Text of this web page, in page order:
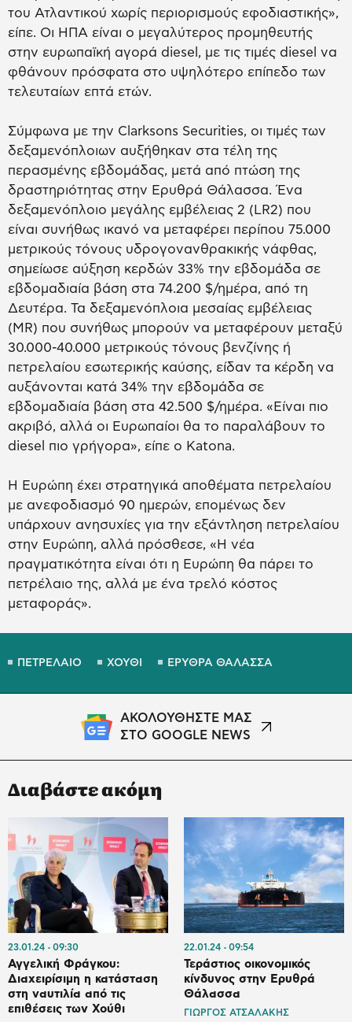
του Ατλαντικού χωρίς περιορισμούς εφοδιαστικής»,
είπε. Οι ΗΠΑ είναι ο μεγαλύτερος προμηθευτής
στην ευρωπαϊκή αγορά diesel, με τις τιμές diesel να
φθάνουν πρόσφατα στο υψηλότερο επίπεδο των
τελευταίων επτά ετών.
Σύμφωνα με την Clarksons Securities, οι τιμές των
δεξαμενόπλοιων αυξήθηκαν στα τέλη της
περασμένης εβδομάδας, μετά από πτώση της
δραστηριότητας στην Ερυθρά Θάλασσα. Ένα
δεξαμενόπλοιο μεγάλης εμβέλειας 2 (LR2) που
είναι συνήθως ικανό να μεταφέρει περίπου 75.000
μετρικούς τόνους υδρογονανθρακικής νάφθας,
σημείωσε αύξηση κερδών 33% την εβδομάδα σε
εβδομαδιαία βάση στα 74.200 $/ημέρα, από τη
Δευτέρα. Τα δεξαμενόπλοια μεσαίας εμβέλειας
(MR) που συνήθως μπορούν να μεταφέρουν μεταξύ
30.000-40.000 μετρικούς τόνους βενζίνης ή
πετρελαίου εσωτερικής καύσης, είδαν τα κέρδη να
αυξάνονται κατά 34% την εβδομάδα σε
εβδομαδιαία βάση στα 42.500 $/ημέρα. «Είναι πιο
ακριβό, αλλά οι Ευρωπαίοι θα το παραλάβουν το
diesel πιο γρήγορα», είπε ο Katona.
Η Ευρώπη έχει στρατηγικά αποθέματα πετρελαίου
με ανεφοδιασμό 90 ημερών, επομένως δεν
υπάρχουν ανησυχίες για την εξάντληση πετρελαίου
στην Ευρώπη, αλλά πρόσθεσε, «Η νέα
πραγματικότητα είναι ότι η Ευρώπη θα πάρει το
πετρέλαιο της, αλλά με ένα τρελό κόστος
μεταφοράς».
ΠΕΤΡΕΛΑΙΟ ΧΟΥΘΙ ΕΡΥΘΡΑ ΘΑΛΑΣΣΑ
ΑΚΟΛΟΥΘΗΣΤΕ ΜΑΣ
ΣΤΟ GOOGLE NEWS
Διαβάστε ακόμη
23.01.24 09:30
Αγγελική Φράγκου:
Διαχειρίσιμη η κατάσταση
στη ναυτιλία από τις
επιθέσεις των Χούθι
22.01.24 09:54
Τεράστιος οικονομικός
κίνδυνος στην Ερυθρά
Θάλασσα
ΓΙΩΡΓΟΣ ΑΤΣΑΛΑΚΗΣ